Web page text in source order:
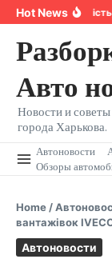
Перейти к
Hot News
Авто
Новости и
города Харькова.
Автоновости
Обзоры
Home /
вантажівок
Автоновости